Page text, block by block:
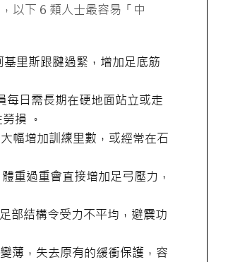
以下 6 類人士最容易「中
里斯跟腱過緊，增加足底筋
每日需長期在硬地面站立或走
損 。
幅增加訓練里數，或經常在石
重過重會直接增加足弓壓力，
部結構令受力不平均，避震功
薄，失去原有的緩衝保護，容